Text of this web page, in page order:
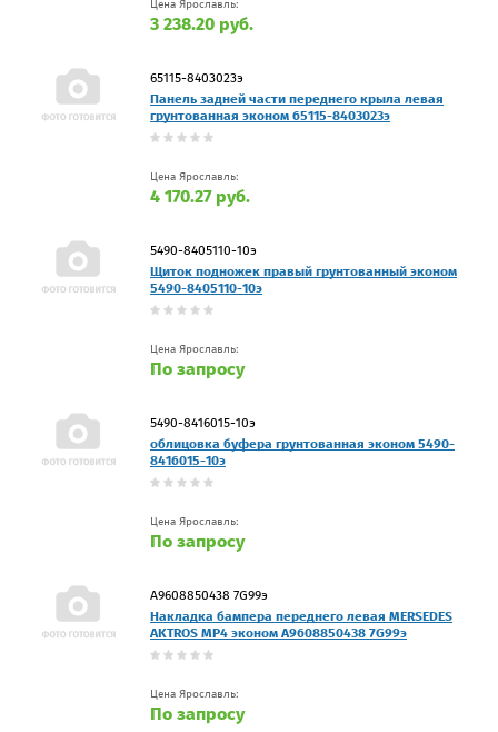
Цена Ярославль:
3 238.20 руб.
65115-8403023э
Панель задней части переднего крыла левая
грунтованная эконом 65115-8403023э
Цена Ярославль:
4 170.27 руб.
5490-8405110-10э
Щиток подножек правый грунтованный эконом
5490-8405110-10э
Цена Ярославль:
По запросу
5490-8416015-10э
облицовка буфера грунтованная эконом 5490-
8416015-10э
Цена Ярославль:
По запросу
А9608850438 7G99э
Накладка бампера переднего левая MERSEDES
AKTROS MP4 эконом А9608850438 7G99э
Цена Ярославль:
По запросу